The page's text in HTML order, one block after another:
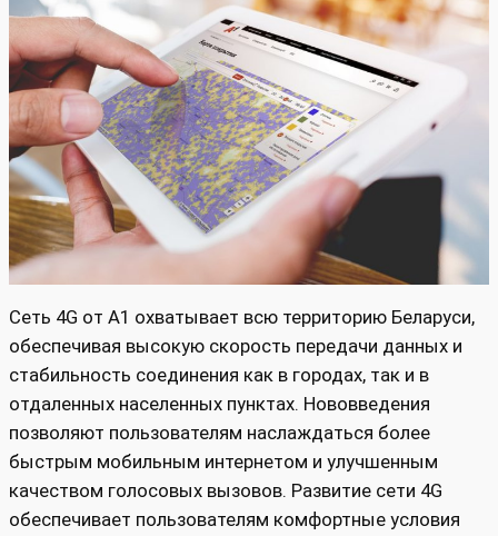
Сеть 4G от А1 охватывает всю территорию Беларуси,
обеспечивая высокую скорость передачи данных и
стабильность соединения как в городах, так и в
отдаленных населенных пунктах. Нововведения
позволяют пользователям наслаждаться более
быстрым мобильным интернетом и улучшенным
качеством голосовых вызовов. Развитие сети 4G
обеспечивает пользователям комфортные условия